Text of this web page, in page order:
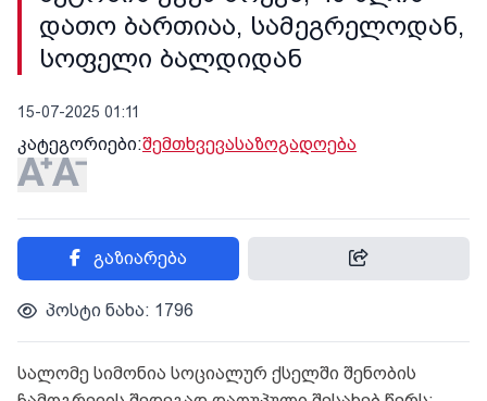
დათო ბართიაა, სამეგრელოდან,
სოფელი ბალდიდან
15-07-2025 01:11
კატეგორიები:შემთხვევასაზოგადოება
გაზიარება
პოსტი ნახა: 1796
სალომე სიმონია სოციალურ ქსელში შენობის